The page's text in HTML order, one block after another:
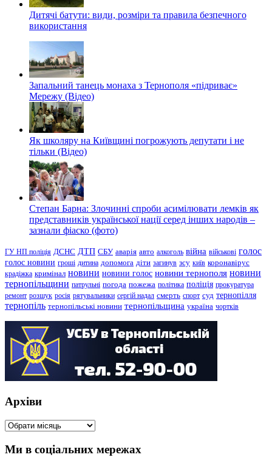
Дитячі батути: види, розміри та правила безпечного
використання
Запальний танець монаха з Тернополя «підриває»
Мережу (Відео)
Як школяру на Київщині погрожують депутати і не
тільки (Відео)
Степан Барна: Злочинні спроби асимілювати лемків як
представників української нації серед інших народів –
зазнали фіаско (фото)
ГУ НП поліція ДСНС ДТП СБУ аварія авто алкоголь війна військові голос
голос новини гроші дитина допомога діти загинув зсу київ коронавірус
крадіжка кримінал новини новини голос новини тернополя новини
тернопільщини патрульні погода пожежа політика поліція прокуратура
ремонт розшук росія рятувальники сергій надал смерть спорт суд тернопілля
тернопіль тернопільські новини тернопільщина україна чортків
Архіви
Архіви
Ми в соціальних мережах